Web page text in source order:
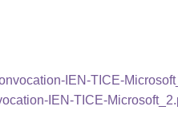
IEN-TICE-
IEN-TICE-